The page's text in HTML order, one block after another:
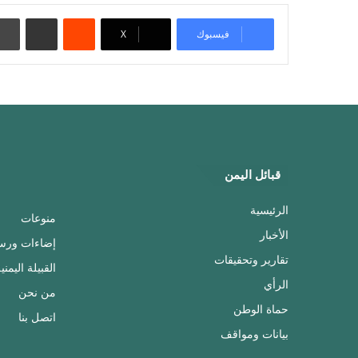
فيسبوك ‫X
قبائل اليمن
الرئيسية
الأخبار
تقارير وتحقيقات
الرأي
حماة الوطن
بيانات ومواقف
منوعات
إضاءات
القبيلة
من نحن
اتصل بنا